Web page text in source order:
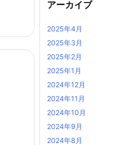
アーカイブ
2025年4月
2025年3月
2025年2月
2025年1月
2024年12月
2024年11月
2024年10月
2024年9月
2024年8月